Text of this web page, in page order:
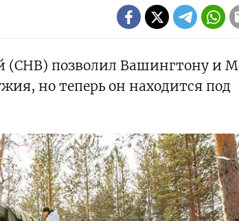
(СНВ) позволил Вашингтону и
но теперь он находится под